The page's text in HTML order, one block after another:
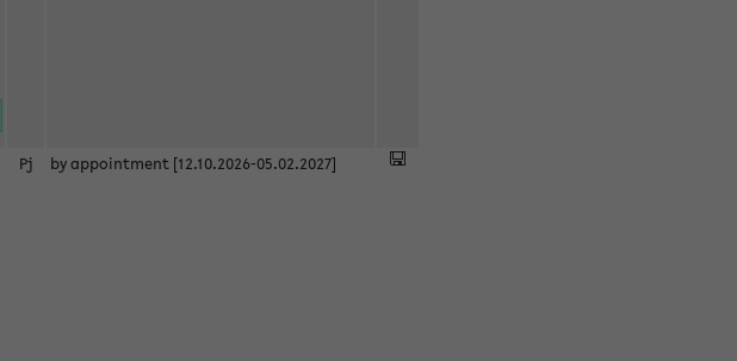
Pj by appointment [12.10.2026-05.02.2027]